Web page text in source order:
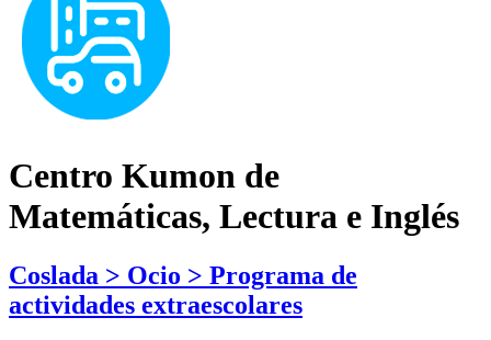
Centro Kumon de
Matemáticas, Lectura e Inglés
Coslada > Ocio > Programa de
actividades extraescolares